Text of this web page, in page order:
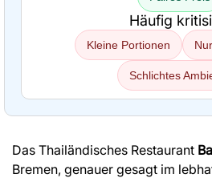
Häufig
Kleine Portionen
Schlichtes
Das Thailändisches Restaurant
Bremen, genauer gesagt im